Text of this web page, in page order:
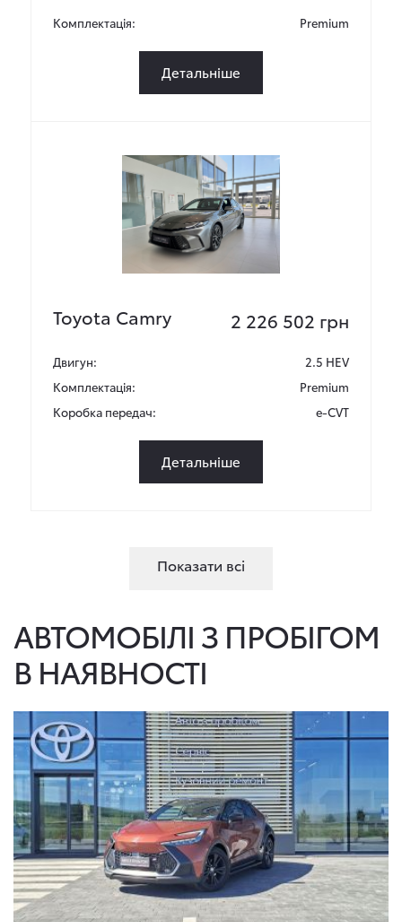
Комплектація: Premium
Детальніше
Toyota Camry 2 226 502 грн
Двигун:
2.5 HEV
Комплектація:
Premium
Коробка передач:
e-CVT
Детальніше
Показати всі
АВТОМОБІЛІ З ПРОБІГОМ
В НАЯВНОСТІ